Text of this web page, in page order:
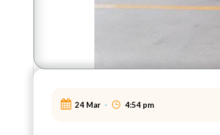
24 Mar - 4:54 pm